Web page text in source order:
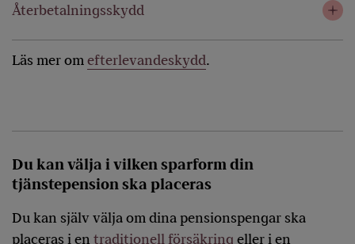
Återbetalningsskydd
Läs mer omefterlevandeskydd.
Du kan välja i vilken sparform din
tjänstepension ska placeras
Du kan själv välja om dina pensionspengar ska
placeras i en traditionell försäkring eller i en